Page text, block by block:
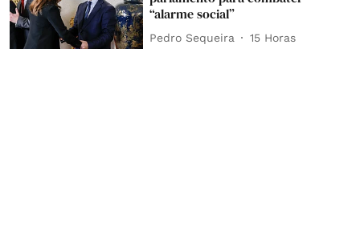
“alarme social”
Pedro Sequeira 15 Horas